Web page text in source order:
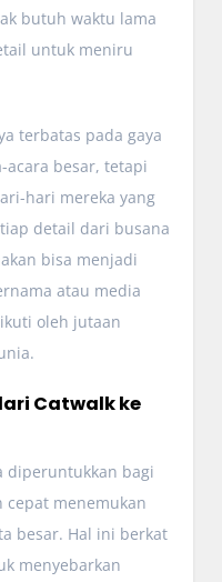
butuh waktu lama
untuk meniru
terbatas pada gaya
acara besar, tetapi
hari mereka yang
detail dari busana
bisa menjadi
atau media
oleh jutaan
Catwalk ke
diperuntukkan bagi
cepat menemukan
besar. Hal ini berkat
menyebarkan